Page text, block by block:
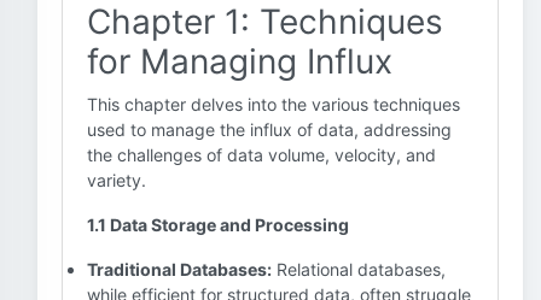
Chapter 1: Techniques
for Managing Influx
This chapter delves into the various techniques
used to manage the influx of data, addressing
the challenges of data volume, velocity, and
variety.
1.1 Data Storage and Processing
Traditional Databases: Relational databases,
while efficient for structured data, often struggle